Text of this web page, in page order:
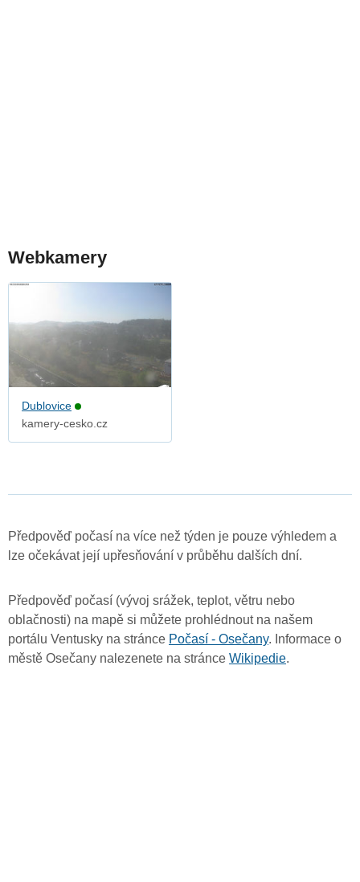
Webkamery
Dublovice
kamery-cesko.cz
Předpověď počasí na více než týden je pouze výhledem a
lze očekávat její upřesňování v průběhu dalších dní.
Předpověď počasí (vývoj srážek, teplot, větru nebo
oblačnosti) na mapě si můžete prohlédnout na našem
portálu Ventusky na stránce Počasí - Osečany. Informace o
městě Osečany nalezenete na stránce Wikipedie.